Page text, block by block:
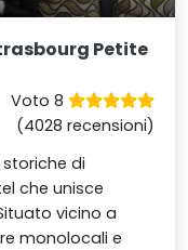
Petite
Voto 8
(4028 recensioni)
di
che unisce
vicino a
monolocali e